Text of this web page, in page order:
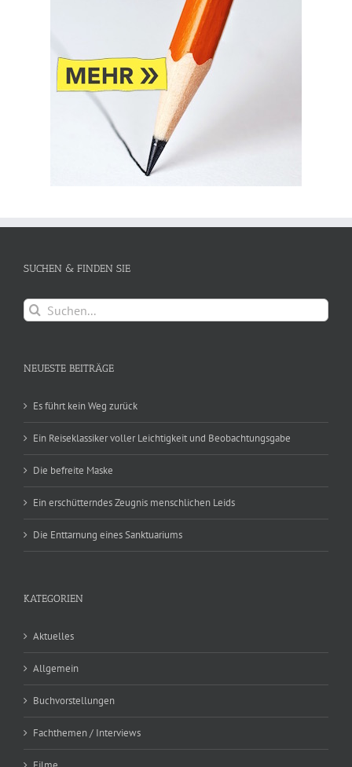
SUCHEN & FINDEN SIE
Suche
nach:
NEUESTE BEITRÄGE
Es führt kein Weg zurück
Ein Reiseklassiker voller Leichtigkeit und Beobachtungsgabe
Die befreite Maske
Ein erschütterndes Zeugnis menschlichen Leids
Die Enttarnung eines Sanktuariums
KATEGORIEN
Aktuelles
Allgemein
Buchvorstellungen
Fachthemen / Interviews